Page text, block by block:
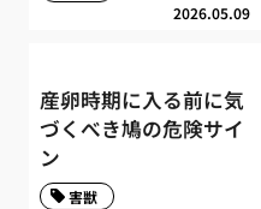
2026.05.09
産卵時期に入る前に気
づくべき鳩の危険サイ
ン
害獣